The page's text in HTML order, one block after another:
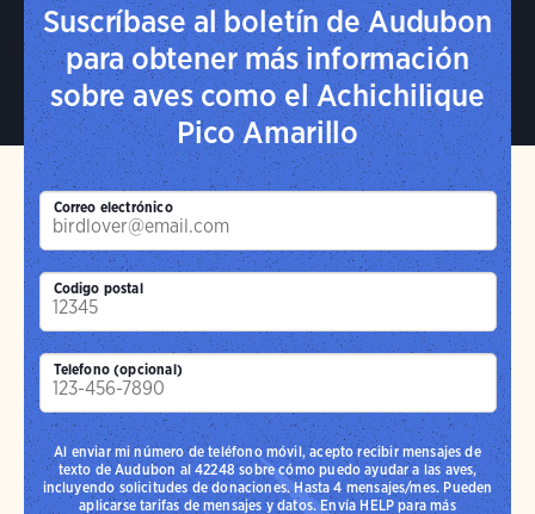
Suscríbase al boletín de Audubon
para obtener más información
sobre aves como el Achichilique
Pico Amarillo
Correo electrónico
Codigo postal
Telefono (opcional)
Al enviar mi número de teléfono móvil, acepto recibir mensajes de
texto de Audubon al 42248 sobre cómo puedo ayudar a las aves,
incluyendo solicitudes de donaciones. Hasta 4 mensajes/mes. Pueden
aplicarse tarifas de mensajes y datos. Envía HELP para más